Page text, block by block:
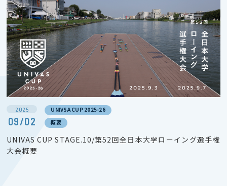
2025
09/02
UNIVSA CUP 2025-26
概要
UNIVAS CUP STAGE.10/第52回全日本大学ローイング選手権
大会概要